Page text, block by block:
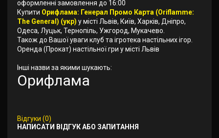
оформленні замовлення до 16:00
Купити Орифлама: Генерал Промо Карта (Oriflamme:
The General) (укр) у місті Львів, Київ, Харків, Дніпро,
Одеса, Луцьк, Тернопіль, Ужгород, Мукачево.
Також до Вашої уваги клуб та ігротека настільних ігор.
Оренда (Прокат) настільної гри у місті Львів
Інші назви за якими шукають:
Орифлама
Відгуки (0)
НАПИСАТИ ВІДГУК АБО ЗАПИТАННЯ